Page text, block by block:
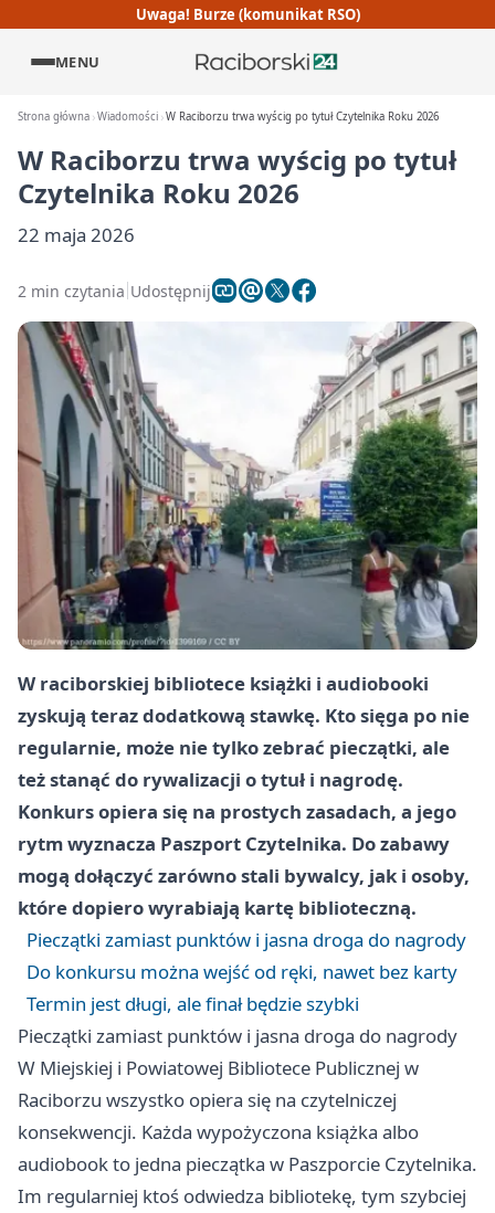
Uwaga! Burze (komunikat RSO)
MENU
Strona główna Wiadomości W Raciborzu trwa wyścig po tytuł Czytelnika Roku 2026
W Raciborzu trwa wyścig po tytuł
Czytelnika Roku 2026
22 maja 2026
2 min czytania Udostępnij
W raciborskiej bibliotece książki i audiobooki
zyskują teraz dodatkową stawkę. Kto sięga po nie
regularnie, może nie tylko zebrać pieczątki, ale
też stanąć do rywalizacji o tytuł i nagrodę.
Konkurs opiera się na prostych zasadach, a jego
rytm wyznacza Paszport Czytelnika. Do zabawy
mogą dołączyć zarówno stali bywalcy, jak i osoby,
które dopiero wyrabiają kartę biblioteczną.
Pieczątki zamiast punktów i jasna droga do nagrody
Do konkursu można wejść od ręki, nawet bez karty
Termin jest długi, ale finał będzie szybki
Pieczątki zamiast punktów i jasna droga do nagrody
W Miejskiej i Powiatowej Bibliotece Publicznej w
Raciborzu wszystko opiera się na czytelniczej
konsekwencji. Każda wypożyczona książka albo
audiobook to jedna pieczątka w Paszporcie Czytelnika.
Im regularniej ktoś odwiedza bibliotekę, tym szybciej